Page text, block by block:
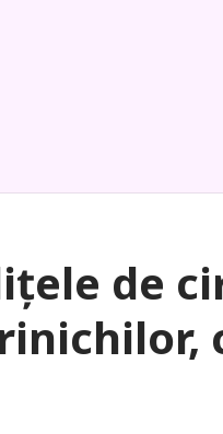
de